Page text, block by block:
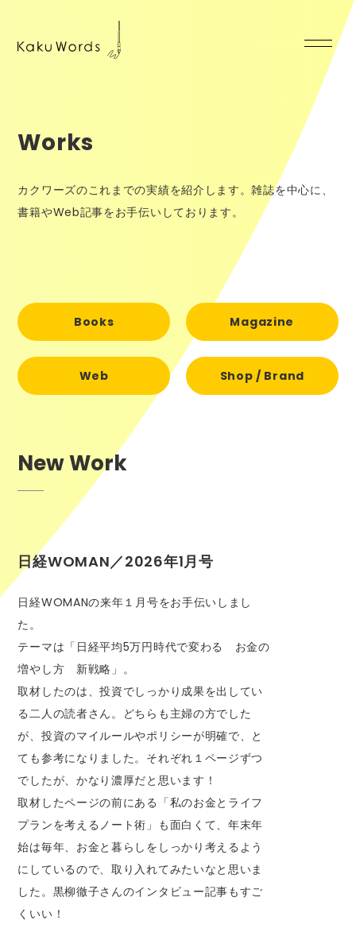
Works
カクワーズのこれまでの実績を紹介します。雑誌を中心に、
書籍やWeb記事をお手伝いしております。
Books Magazine
Web Shop / Brand
New Work
日経WOMAN／2026年1月号
日経WOMANの来年１月号をお手伝いしまし
た。
テーマは「日経平均5万円時代で変わる お金の
増やし方 新戦略」。
取材したのは、投資でしっかり成果を出してい
る二人の読者さん。どちらも主婦の方でした
が、投資のマイルールやポリシーが明確で、と
ても参考になりました。それぞれ１ページずつ
でしたが、かなり濃厚だと思います！
取材したページの前にある「私のお金とライフ
プランを考えるノート術」も面白くて、年末年
始は毎年、お金と暮らしをしっかり考えるよう
にしているので、取り入れてみたいなと思いま
した。黒柳徹子さんのインタビュー記事もすご
くいい！